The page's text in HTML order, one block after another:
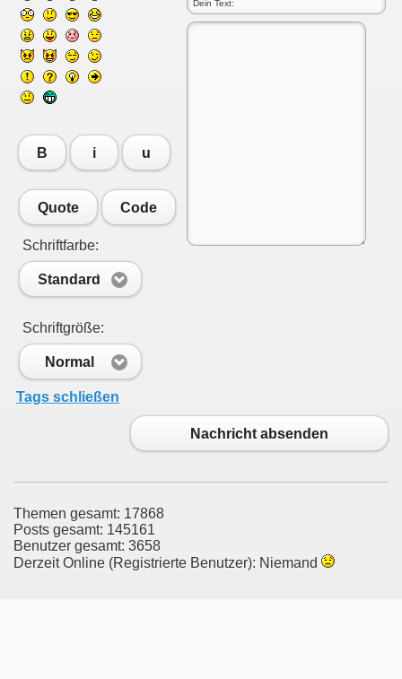
B i u
Quote Code
Schriftfarbe:
Standard
Schriftgröße:
Normal
Tags schließen
Nachricht absenden
Themen gesamt: 17868
Posts gesamt: 145161
Benutzer gesamt: 3658
Derzeit Online (Registrierte Benutzer): Niemand